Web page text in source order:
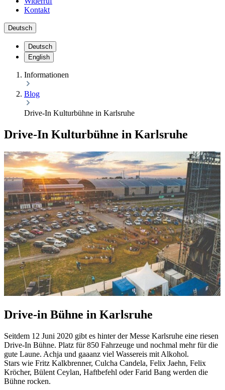
Kontakt
Deutsch
Deutsch
English
Informationen
Blog
Drive-In Kulturbühne in Karlsruhe
Drive-In Kulturbühne in Karlsruhe
Drive-in Bühne in Karlsruhe
Seitdem 12 Juni 2020 gibt es hinter der Messe Karlsruhe eine riesen
Drive-In Bühne. Platz für 850 Fahrzeuge und nochmal mehr für die
gute Laune. Achja und gaaanz viel Wassereis mit Alkohol.
Stars wie Fritz Kalkbrenner, Culcha Candela, Felix Jaehn, Felix
Kröcher, Bülent Ceylan, Haftbefehl oder Farid Bang werden die
Bühne rocken.